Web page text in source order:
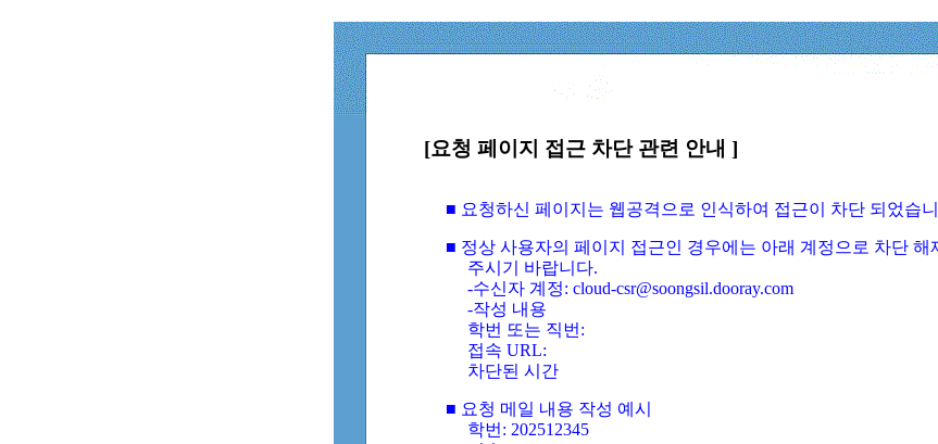
[요청 페이지 접근 차단 관련 안내 ]
■ 요청하신 페이지는 웹공격으로 인식하여 접근이 차단 되었습
■ 정상 사용자의 페이지 접근인 경우에는 아래 계정으로 차단 해
주시기 바랍니다.
-수신자 계정: cloud-csr@soongsil.dooray.com
-작성 내용
학번 또는 직번:
접속 URL:
차단된 시간
■ 요청 메일 내용 작성 예시
학번: 202512345